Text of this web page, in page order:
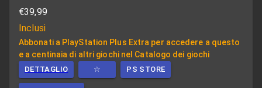
€39,99
Inclusi
Abbonati a PlayStation Plus Extra per accedere a questo
e a centinaia di altri giochi nel Catalogo dei giochi
DETTAGLIO ☆ PS STORE